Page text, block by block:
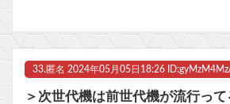
33. 匿名 2024年05月05日18:26
＞次世代機は前世代機が流行っ